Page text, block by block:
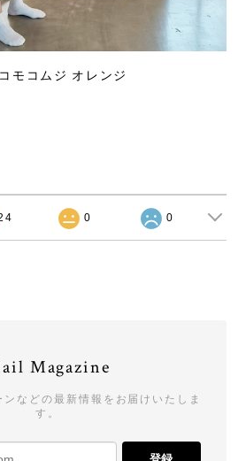
モコムジ オレンジ
0 0
Magazine
などの最新情報をお届けいたしま
す。